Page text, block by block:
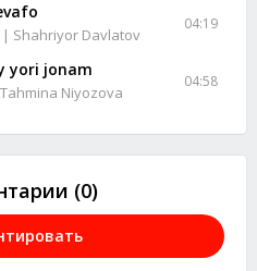
Shahriyor Davlatov
04:19
yori jonam
Niyozova
04:58
(0)